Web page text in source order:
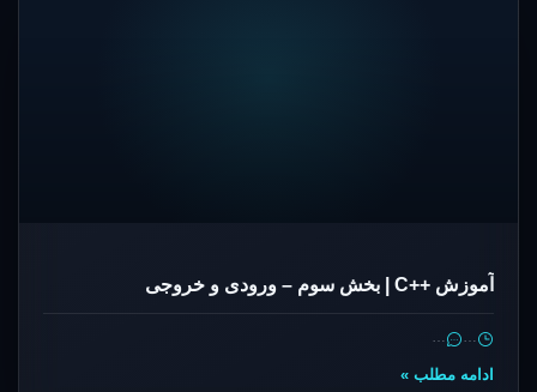
آموزش ++C | بخش سوم – ورودی و خروجی
…
…
ادامه مطلب »